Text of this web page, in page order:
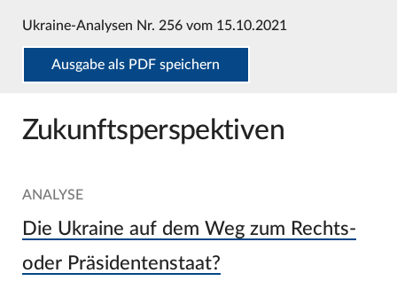
Ukraine-Analysen Nr. 256 vom 15.10.2021
Ausgabe als PDF speichern
Zukunftsperspektiven
ANALYSE
Die Ukraine auf dem Weg zum Rechts-
oder Präsidentenstaat?